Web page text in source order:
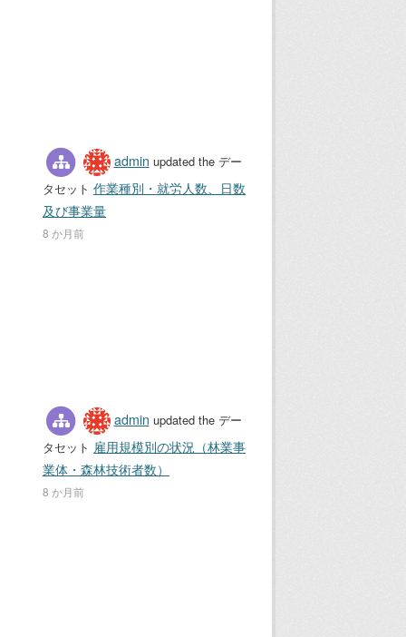
admin updated the デー
タセット作業種別・就労人数、日数
及び事業量
8 か月前
admin updated the デー
タセット 雇用規模別の状況（林業事
業体・森林技術者数）
8 か月前